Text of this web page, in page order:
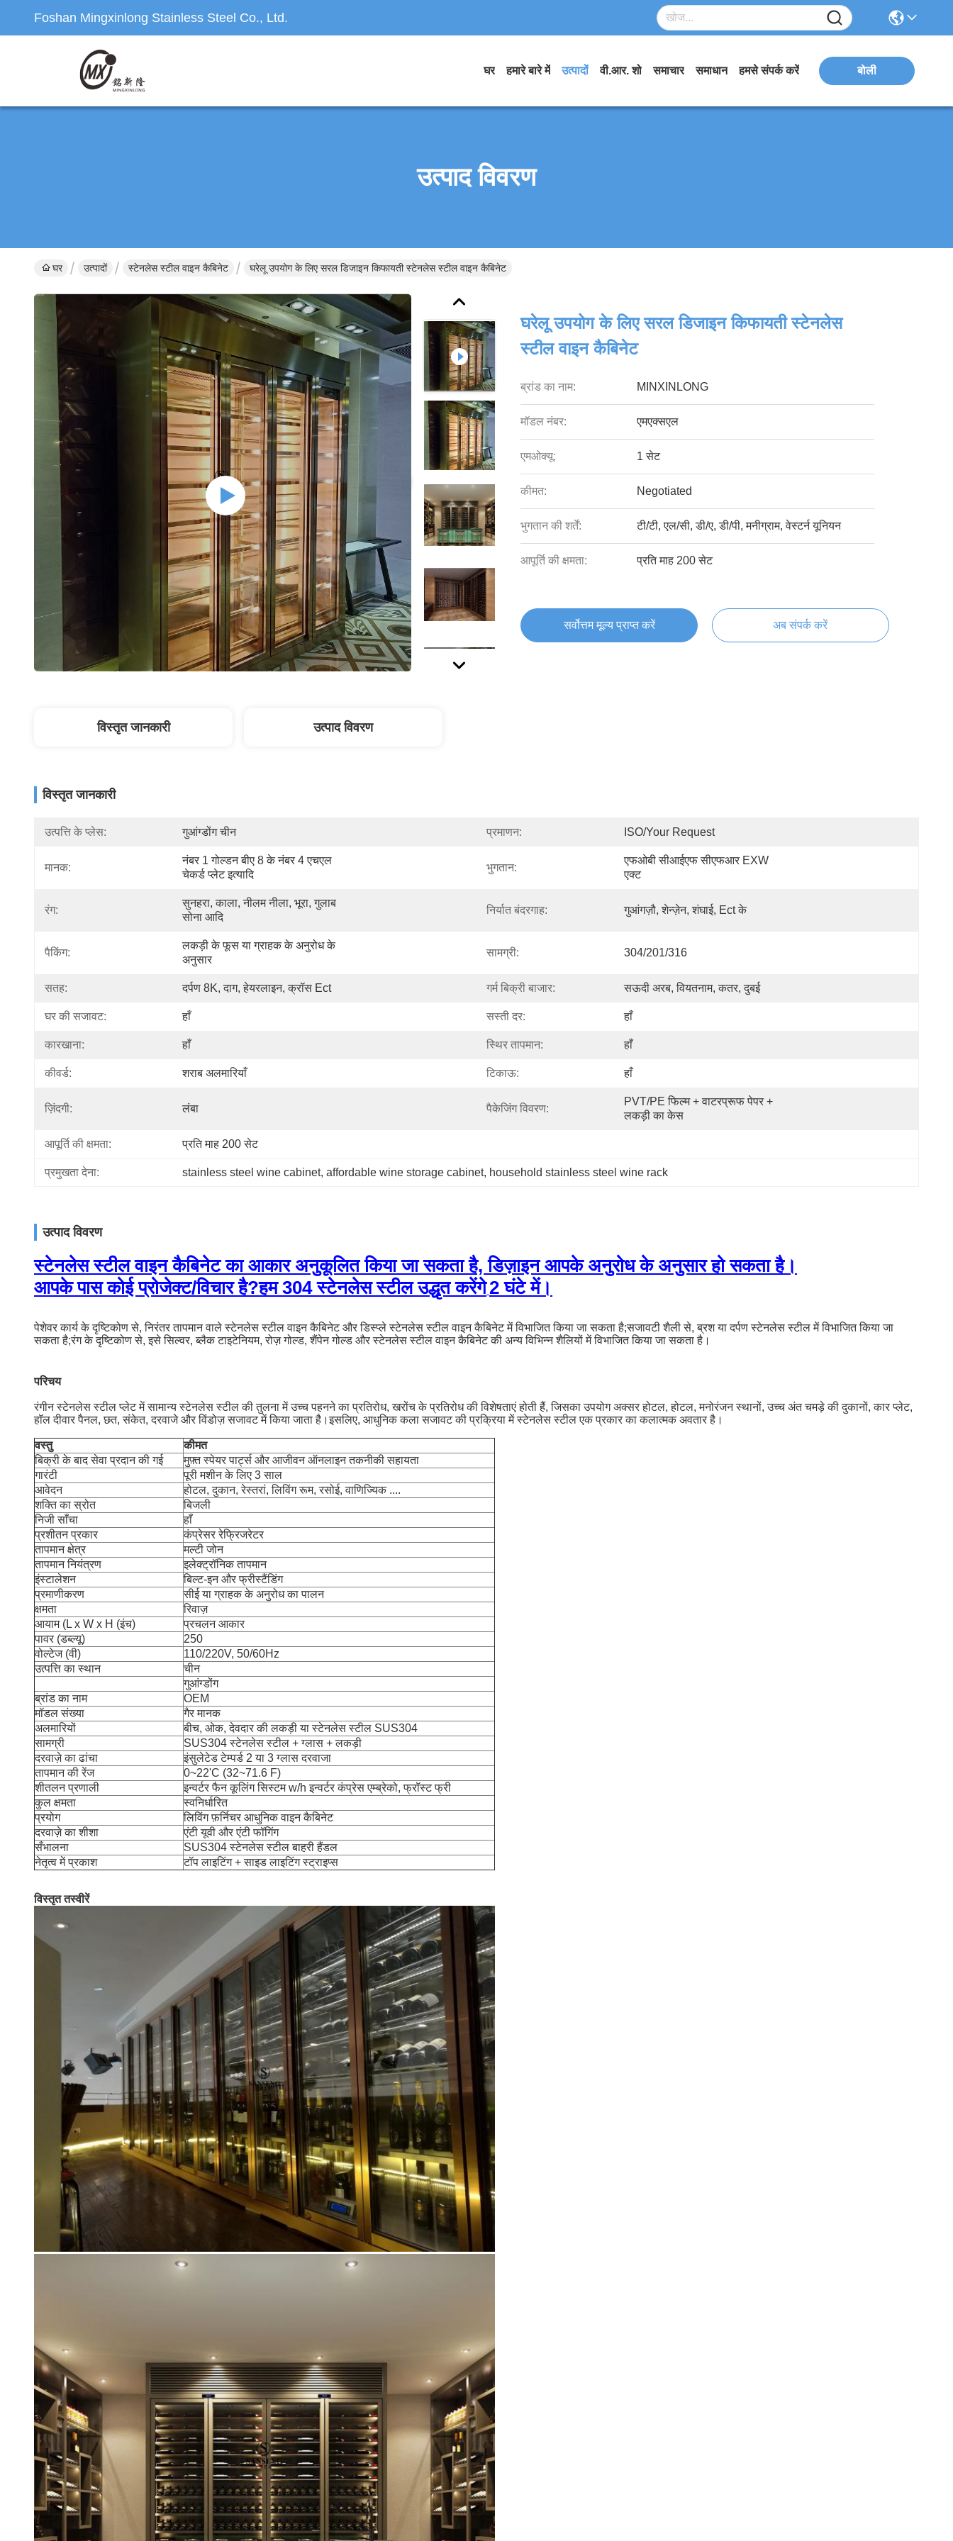
Foshan Mingxinlong Stainless Steel Co., Ltd.
घर हमारे बारे में उत्पादों वी.आर. शो समाचार समाधान हमसे संपर्क करें बोली
उत्पाद विवरण
घर उत्पादों स्टेनलेस स्टील वाइन कैबिनेट घरेलू उपयोग के लिए सरल डिजाइन किफायती स्टेनलेस स्टील वाइन कैबिनेट
घरेलू उपयोग के लिए सरल डिजाइन किफायती स्टेनलेस
स्टील वाइन कैबिनेट
ब्रांड का नाम: MINXINLONG
मॉडल नंबर: एमएक्सएल
एमओक्यू: 1 सेट
कीमत: Negotiated
भुगतान की शर्तें: टी/टी, एल/सी, डी/ए, डी/पी, मनीग्राम, वेस्टर्न यूनियन
आपूर्ति की क्षमता: प्रति माह 200 सेट
सर्वोत्तम मूल्य प्राप्त करें अब संपर्क करें
विस्तृत जानकारी उत्पाद विवरण
विस्तृत जानकारी
उत्पत्ति के प्लेस: गुआंग्डोंग चीन प्रमाणन: ISO/your Request
मानक:
नंबर 1 गोल्डन बीए 8 के नंबर 4 एचएल
चेकर्ड प्लेट इत्यादि
भुगतान:
एफओबी सीआईएफ सीएफआर EXW
एक्ट
रंग:
सुनहरा, काला, नीलम नीला, भूरा, गुलाब
सोना आदि
निर्यात बंदरगाह: गुआंगज़ौ, शेन्ज़ेन, शंघाई, Ect के
पैकिंग:
लकड़ी के फूस या ग्राहक के अनुरोध के
अनुसार
सामग्री: 304/201/316
सतह: दर्पण 8K, दाग, हेयरलाइन, क्रॉस Ect गर्म बिक्री बाजार: सऊदी अरब, वियतनाम, कतर, दुबई
घर की सजावट: हाँ सस्ती दर: हाँ
कारखाना: हाँ स्थिर तापमान: हाँ
कीवर्ड: शराब अलमारियाँ टिकाऊ: हाँ
ज़िंदगी: लंबा पैकेजिंग विवरण:
PVT/PE फिल्म + वाटरप्रूफ पेपर +
लकड़ी का केस
आपूर्ति की क्षमता: प्रति माह 200 सेट
प्रमुखता देना: stainless steel wine cabinet, affordable wine storage cabinet, household stainless steel wine rack
उत्पाद विवरण
स्टेनलेस स्टील वाइन कैबिनेट का आकार अनुकूलित किया जा सकता है, डिज़ाइन आपके अनुरोध के अनुसार हो सकता है।
आपके पास कोई प्रोजेक्ट/विचार है?हम 304 स्टेनलेस स्टील उद्धृत करेंगे2 घंटे में।
पेशेवर कार्य के दृष्टिकोण से, निरंतर तापमान वाले स्टेनलेस स्टील वाइन कैबिनेट और डिस्प्ले स्टेनलेस स्टील वाइन कैबिनेट में विभाजित किया जा सकता है;सजावटी शैली से, ब्रश या दर्पण स्टेनलेस स्टील में विभाजित किया जा
सकता है;रंग के दृष्टिकोण से, इसे सिल्वर, ब्लैक टाइटेनियम, रोज़ गोल्ड, शैंपेन गोल्ड और स्टेनलेस स्टील वाइन कैबिनेट की अन्य विभिन्न शैलियों में विभाजित किया जा सकता है।
परिचय
रंगीन स्टेनलेस स्टील प्लेट में सामान्य स्टेनलेस स्टील की तुलना में उच्च पहनने का प्रतिरोध, खरोंच के प्रतिरोध की विशेषताएं होती हैं, जिसका उपयोग अक्सर होटल, होटल, मनोरंजन स्थानों, उच्च अंत चमड़े की दुकानों, कार प्लेट,
हॉल दीवार पैनल, छत, संकेत, दरवाजे और विंडोज़ सजावट में किया जाता है।इसलिए, आधुनिक कला सजावट की प्रक्रिया में स्टेनलेस स्टील एक प्रकार का कलात्मक अवतार है।
वस्तु
कीमत
बिक्री के बाद सेवा प्रदान की गई
मुफ़्त स्पेयर पार्ट्स और आजीवन ऑनलाइन तकनीकी सहायता
गारंटी
पूरी मशीन के लिए 3 साल
आवेदन
होटल, दुकान, रेस्तरां, लिविंग रूम, रसोई, वाणिज्यिक ....
शक्ति का स्रोत
बिजली
निजी साँचा
हाँ
प्रशीतन प्रकार
कंप्रेसर रेफ्रिजरेटर
तापमान क्षेत्र
मल्टी जोन
तापमान नियंत्रण
इलेक्ट्रॉनिक तापमान
इंस्टालेशन
बिल्ट-इन और फ्रीस्टैंडिंग
प्रमाणीकरण
सीई या ग्राहक के अनुरोध का पालन
क्षमता
रिवाज़
आयाम (L x W x H (इंच)
प्रचलन आकार
पावर (डब्ल्यू)
250
वोल्टेज (वी)
110/220V, 50/60Hz
उत्पत्ति का स्थान
चीन
गुआंग्डोंग
ब्रांड का नाम
OEM
मॉडल संख्या
गैर मानक
अलमारियों
बीच, ओक, देवदार की लकड़ी या स्टेनलेस स्टील SUS304
सामग्री
SUS304 स्टेनलेस स्टील + ग्लास + लकड़ी
दरवाज़े का ढांचा
इंसुलेटेड टेम्पर्ड 2 या 3 ग्लास दरवाजा
तापमान की रेंज
0~22'C (32~71.6 F)
शीतलन प्रणाली
इन्वर्टर फैन कूलिंग सिस्टम w/h इन्वर्टर कंप्रेस एम्ब्रेको, फ्रॉस्ट फ्री
कुल क्षमता
स्वनिर्धारित
प्रयोग
लिविंग फ़र्निचर आधुनिक वाइन कैबिनेट
दरवाज़े का शीशा
एंटी यूवी और एंटी फॉगिंग
सँभालना
SUS304 स्टेनलेस स्टील बाहरी हैंडल
नेतृत्व में प्रकाश
टॉप लाइटिंग + साइड लाइटिंग स्ट्राइप्स
विस्तृत तस्वीरें